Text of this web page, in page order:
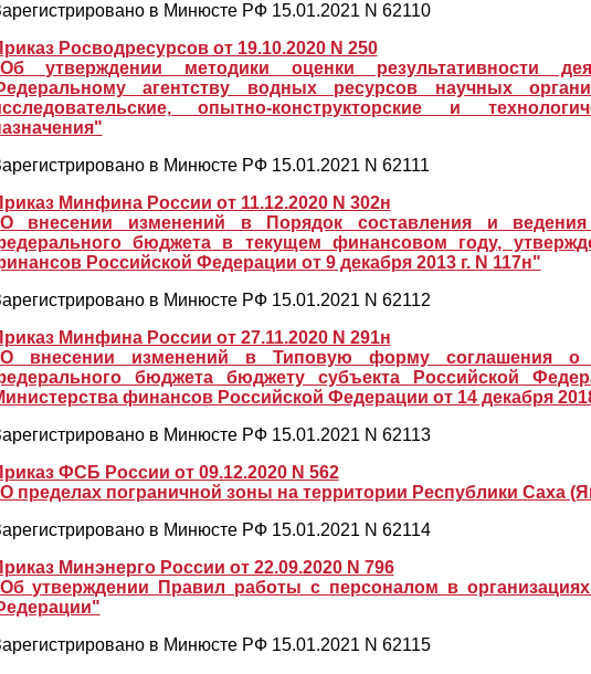
в Минюсте РФ 15.01.2021 N 62110
Росводресурсов от 19.10.2020 N 250
утверждении методики оценки результативности
агентству водных ресурсов научных
опытно-конструкторские и
в Минюсте РФ 15.01.2021 N 62111
Минфина России от 11.12.2020 N 302н
внесении изменений в Порядок составления и ведения
бюджета в текущем финансовом году,
Российской Федерации от 9 декабря 2013 г. N 117н"
в Минюсте РФ 15.01.2021 N 62112
Минфина России от 27.11.2020 N 291н
внесении изменений в Типовую форму соглашения о
бюджета бюджету субъекта Российской
финансов Российской Федерации от 14 декабря
в Минюсте РФ 15.01.2021 N 62113
ФСБ России от 09.12.2020 N 562
пределах пограничной зоны на территории Республики Саха
в Минюсте РФ 15.01.2021 N 62114
Минэнерго России от 22.09.2020 N 796
утверждении Правил работы с персоналом в организациях
в Минюсте РФ 15.01.2021 N 62115